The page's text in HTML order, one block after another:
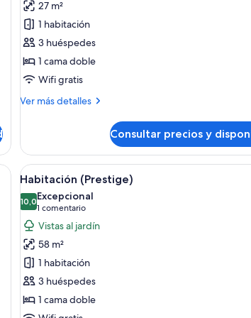
Habitación
superior
27 m²
1 habitación
3 huéspedes
1 cama doble
Wifi gratis
Ver más detalles
Más
superior
Consultar precios y
y sillas, una zona de cocina y un ventanal con cortinas.
Abrir
todas
las
fotos
de
Habitación
(Prestige)
Amplia sala de estar
4
Habitación (Prestige)
10,010,0 de 10
Excepcional
1 comentario
(1 comentario)
Vistas al jardín
58 m²
1 habitación
3 huéspedes
1 cama doble